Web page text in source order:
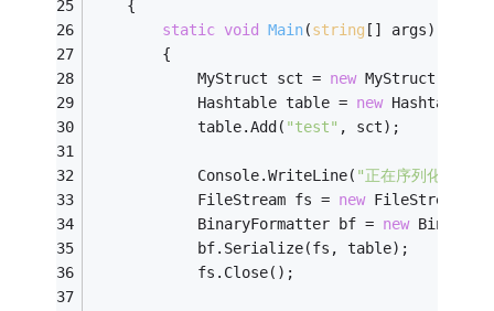
    {
static void Main(string [] args)
        {
            MyStruct sct =
new MyStruct(
            Hashtable table =
new
            table.Add(
"test" , sct);
            Console.WriteLine(
"正在序列化"
            FileStream fs =
new FileStream(
            BinaryFormatter bf =
new
            bf.Serialize(fs, table);
            fs.Close();